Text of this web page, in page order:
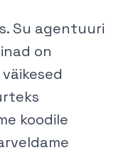
Su agentuuri
on
koodile